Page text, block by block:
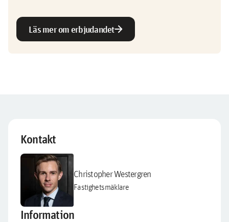
Läs mer om erbjudandetarrow_forward
Kontakt
Christopher Westergren
Fastighetsmäklare
Information